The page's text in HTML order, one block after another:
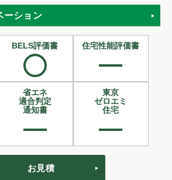
ーション
BELS評価書 住宅性能評価書
省エネ
適合判定
通知書
東京
ゼロエミ
住宅
お見積